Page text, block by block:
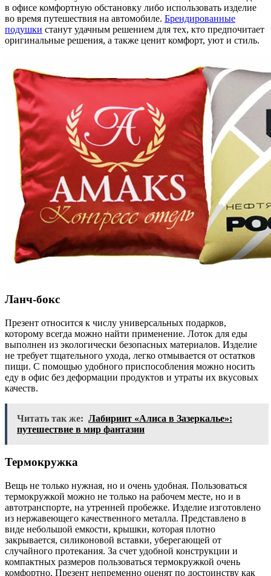
в офисе комфортную обстановку либо использовать изделие
во время путешествия на автомобиле. Брендированные
подушки станут удачным решением для тех, кто предпочитает
оригинальные решения, а также ценит комфорт, уют и стиль.
Ланч-бокс
Презент относится к числу универсальных подарков,
которому всегда можно найти применение. Лоток для еды
выполнен из экологически безопасных материалов. Изделие
не требует тщательного ухода, легко отмывается от остатков
пищи. С помощью удобного приспособления можно носить
еду в офис без деформации продуктов и утраты их вкусовых
качеств.
Читать так же: Лабиринт «Алиса в Зазеркалье»:
путешествие в мир фантазии
Термокружка
Вещь не только нужная, но и очень удобная. Пользоваться
термокружкой можно не только на рабочем месте, но и в
автотранспорте, на утренней пробежке. Изделие изготовлено
из нержавеющего качественного металла. Представлено в
виде небольшой емкости, крышки, которая плотно
закрывается, силиконовой вставки, уберегающей от
случайного протекания. За счет удобной конструкции и
компактных размеров пользоваться термокружкой очень
комфортно. Презент непременно оценят по достоинству как